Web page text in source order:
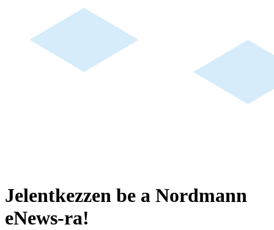
Jelentkezzen be a Nordmann
eNews-ra!